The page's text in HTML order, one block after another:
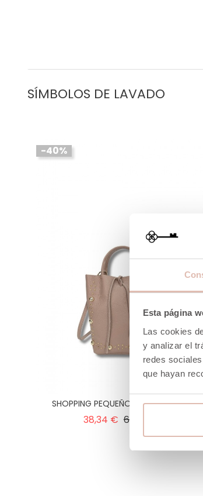
Esta página
Las cookies
y analizar el
redes
que hayan
-40%
SHOPPING PEQUEÑO PIEL GRABADO
38,34 € Precio
63,90 €